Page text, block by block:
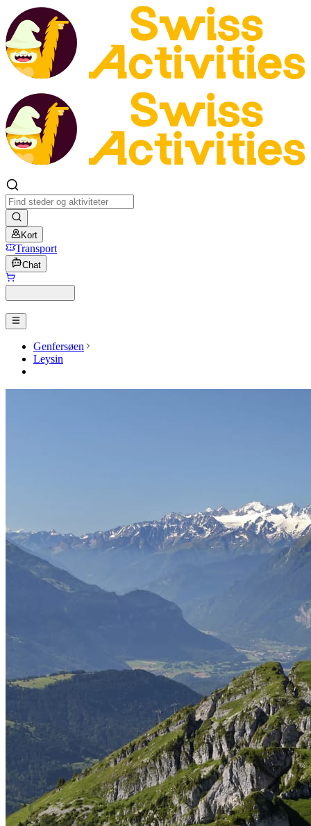
Kort
Transport
Chat
Genfersøen
Leysin